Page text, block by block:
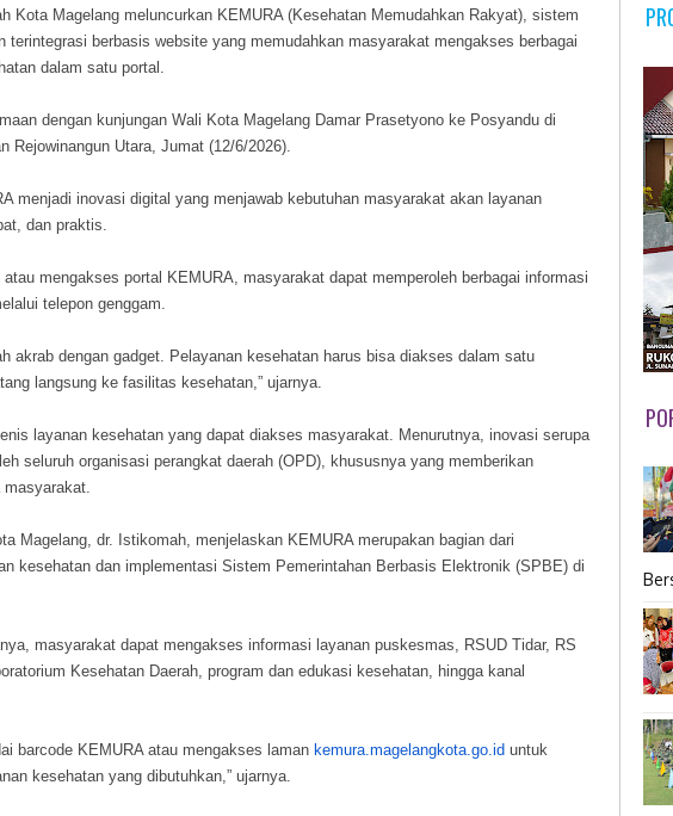
Kota Magelang meluncurkan KEMURA (Kesehatan Memudahkan Rakyat), sistem
terintegrasi berbasis website yang memudahkan masyarakat mengakses berbagai
dalam satu portal.
dengan kunjungan Wali Kota Magelang Damar Prasetyono ke Posyandu di
Rejowinangun Utara, Jumat (12/6/2026).
menjadi inovasi digital yang menjawab kebutuhan masyarakat akan layanan
dan praktis.
atau mengakses portal KEMURA, masyarakat dapat memperoleh berbagai informasi
telepon genggam.
akrab dengan gadget. Pelayanan kesehatan harus bisa diakses dalam satu
langsung ke fasilitas kesehatan,” ujarnya.
layanan kesehatan yang dapat diakses masyarakat. Menurutnya, inovasi serupa
seluruh organisasi perangkat daerah (OPD), khususnya yang memberikan
masyarakat.
Magelang, dr. Istikomah, menjelaskan KEMURA merupakan bagian dari
kesehatan dan implementasi Sistem Pemerintahan Berbasis Elektronik (SPBE) di
masyarakat dapat mengakses informasi layanan puskesmas, RSUD Tidar, RS
Kesehatan Daerah, program dan edukasi kesehatan, hingga kanal
barcode KEMURA atau mengakses laman kemura.magelangkota.go.id untuk
kesehatan yang dibutuhkan,” ujarnya.